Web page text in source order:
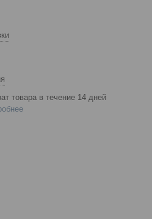
товара в течение 14 дней